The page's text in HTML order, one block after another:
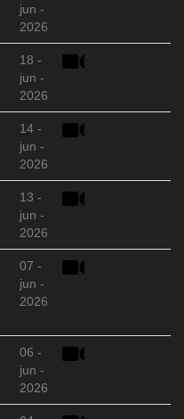
jun -
2026
18 -
jun -
2026
14 -
jun -
2026
13 -
jun -
2026
07 -
jun -
2026
06 -
jun -
2026